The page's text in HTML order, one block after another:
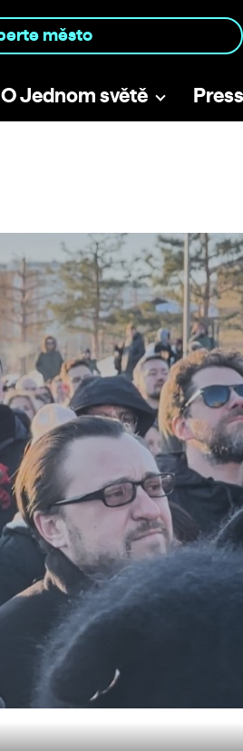
O Jednom světě Press